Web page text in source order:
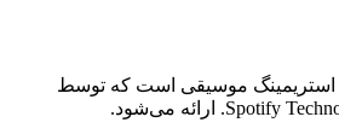
استریمینگ موسیقی است که توسط